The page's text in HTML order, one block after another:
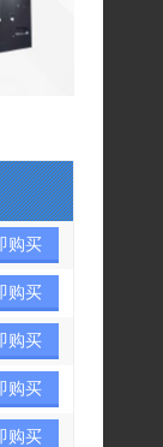
购买
购买
购买
购买
购买